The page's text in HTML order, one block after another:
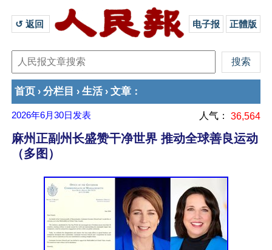
↺ 返回 电子报 正體版
首页 › 分栏目 › 生活 › 文章 ：
2026年6月30日 发表 人气： 36,564
麻州正副州长盛赞干净世界 推动全球善良运动
（多图）